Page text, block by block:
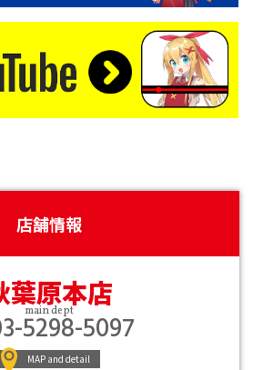
店舗情報
葉原本店
main dept
5298-5097
MAP and detail